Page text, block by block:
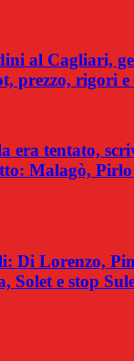
al Cagliari,
prezzo, rigori e
tentato,
Malagò,
Di Lorenzo,
Solet e stop